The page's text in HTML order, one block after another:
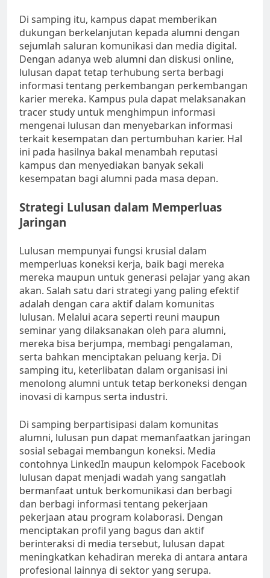
Di samping itu, kampus dapat memberikan
dukungan berkelanjutan kepada alumni dengan
sejumlah saluran komunikasi dan media digital.
Dengan adanya web alumni dan diskusi online,
lulusan dapat tetap terhubung serta berbagi
informasi tentang perkembangan perkembangan
karier mereka. Kampus pula dapat melaksanakan
tracer study untuk menghimpun informasi
mengenai lulusan dan menyebarkan informasi
terkait kesempatan dan pertumbuhan karier. Hal
ini pada hasilnya bakal menambah reputasi
kampus dan menyediakan banyak sekali
kesempatan bagi alumni pada masa depan.
Strategi Lulusan dalam Memperluas
Jaringan
Lulusan mempunyai fungsi krusial dalam
memperluas koneksi kerja, baik bagi mereka
mereka maupun untuk generasi pelajar yang akan
akan. Salah satu dari strategi yang paling efektif
adalah dengan cara aktif dalam komunitas
lulusan. Melalui acara seperti reuni maupun
seminar yang dilaksanakan oleh para alumni,
mereka bisa berjumpa, membagi pengalaman,
serta bahkan menciptakan peluang kerja. Di
samping itu, keterlibatan dalam organisasi ini
menolong alumni untuk tetap berkoneksi dengan
inovasi di kampus serta industri.
Di samping berpartisipasi dalam komunitas
alumni, lulusan pun dapat memanfaatkan jaringan
sosial sebagai membangun koneksi. Media
contohnya LinkedIn maupun kelompok Facebook
lulusan dapat menjadi wadah yang sangatlah
bermanfaat untuk berkomunikasi dan berbagi
dan berbagi informasi tentang pekerjaan
pekerjaan atau program kolaborasi. Dengan
menciptakan profil yang bagus dan aktif
berinteraksi di media tersebut, lulusan dapat
meningkatkan kehadiran mereka di antara antara
profesional lainnya di sektor yang serupa.